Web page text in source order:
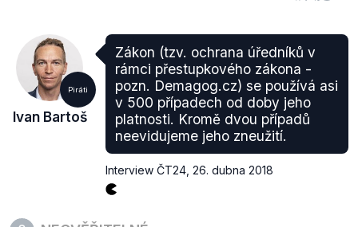
rozhodnuty pravomocným rozhodnutím soudu,
v daných věcech vůbec obviněni a stíháni.
Zdroj Piráti
Ivan Bartoš
Zákon (tzv. ochrana úředníků v
rámci přestupkového zákona -
pozn. Demagog.cz) se používá asi
v 500 případech od doby jeho
platnosti. Kromě dvou případů
neevidujeme jeho zneužití.
Interview ČT24 26. dubna 2018